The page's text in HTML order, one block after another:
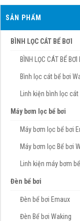
SẢN PHẨM
BÌNH LỌC CÁT BỂ BƠI
BÌNH LỌC CÁT BỂ
Bình lọc cát bể bơi
Linh kiện bình lọc
Máy bơm lọc bể bơi
Máy bơm lọc bể bơi
Máy bơm lọc Bể bơi
Linh kiện máy bơm
Đèn bể bơi
Đèn bể bơi Emaux
Đèn Bể bơi Waking